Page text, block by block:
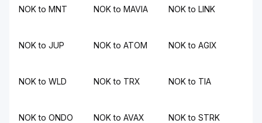
NOK to MNT NOK to MAVIA NOK to LINK
NOK to JUP NOK to ATOM NOK to AGIX
NOK to WLD NOK to TRX NOK to TIA
NOK to ONDO NOK to AVAX NOK to STRK